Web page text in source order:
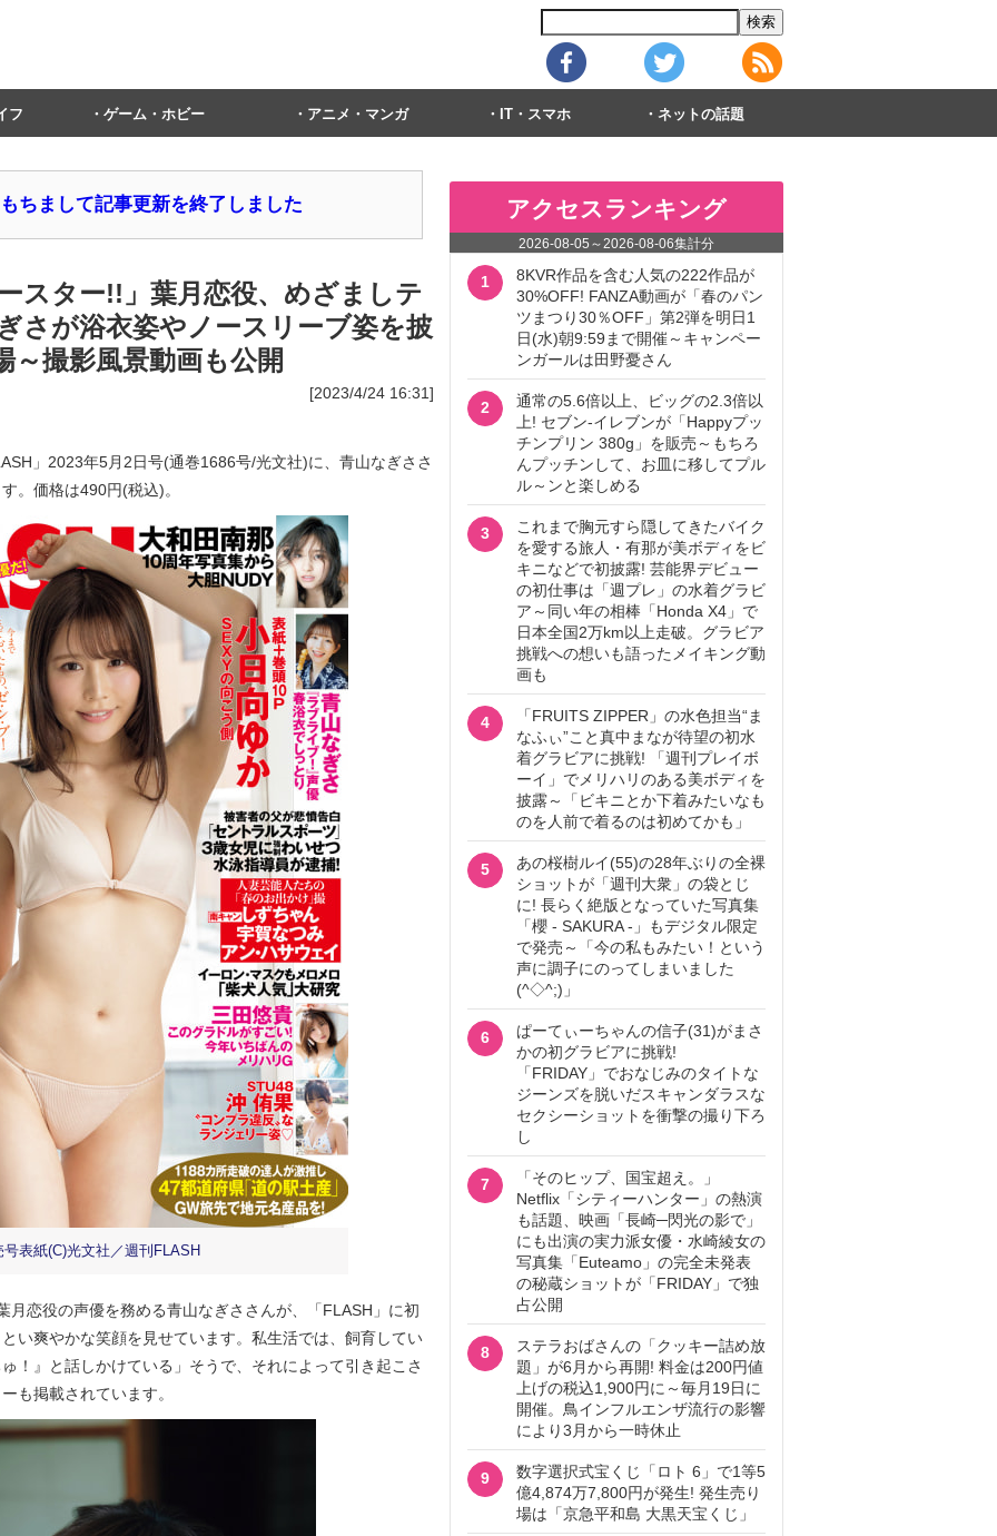
フ ゲーム・ホビー アニメ・マンガ IT・スマホ ネットの話題
ちまして記事更新を終了しました
スター!!」葉月恋役、めざましテ
さが浴衣姿やノースリーブ姿を披
撮影風景動画も公開
[2023/4/24 16:31]
」2023年5月2日号(通巻1686号/光文社)に、青山なぎささ
。価格は490円(税込)。
表紙(C)光文社／週刊FLASH
恋役の声優を務める青山なぎささんが、「FLASH」に初
い爽やかな笑顔を見せています。私生活では、飼育してい
！』と話しかけている」そうで、それによって引き起こさ
も掲載されています。
アクセスランキング
2026-08-05 ～2026-08-06集計分
1
8KVR作品を含む人気の222作品が
30%OFF! FANZA動画が「春のパン
ツまつり30％OFF」第2弾を明日1
日(水)朝9:59まで開催～キャンペー
ンガールは田野憂さん
2
通常の5.6倍以上、ビッグの2.3倍以
上! セブン‐イレブンが「Happyプッ
チンプリン 380g」を販売～もちろ
んプッチンして、お皿に移してプル
ル～ンと楽しめる
3
これまで胸元すら隠してきたバイク
を愛する旅人・有那が美ボディをビ
キニなどで初披露! 芸能界デビュー
の初仕事は「週プレ」の水着グラビ
ア～同い年の相棒「Honda X4」で
日本全国2万km以上走破。グラビア
挑戦への想いも語ったメイキング動
画も
4
「FRUITS ZIPPER」の水色担当“ま
なふぃ”こと真中まなが待望の初水
着グラビアに挑戦! 「週刊プレイボ
ーイ」でメリハリのある美ボディを
披露～「ビキニとか下着みたいなも
のを人前で着るのは初めてかも」
5
あの桜樹ルイ(55)の28年ぶりの全裸
ショットが「週刊大衆」の袋とじ
に! 長らく絶版となっていた写真集
「櫻 - SAKURA -」もデジタル限定
で発売～「今の私もみたい！という
声に調子にのってしまいました
(^◇^;)」
6
ぱーてぃーちゃんの信子(31)がまさ
かの初グラビアに挑戦!
「FRIDAY」でおなじみのタイトな
ジーンズを脱いだスキャンダラスな
セクシーショットを衝撃の撮り下ろ
し
7
「そのヒップ、国宝超え。」
Netflix「シティーハンター」の熱演
も話題、映画「長崎─閃光の影で」
にも出演の実力派女優・水崎綾女の
写真集「Euteamo」の完全未発表
の秘蔵ショットが「FRIDAY」で独
占公開
8
ステラおばさんの「クッキー詰め放
題」が6月から再開! 料金は200円値
上げの税込1,900円に～毎月19日に
開催。鳥インフルエンザ流行の影響
により3月から一時休止
9
数字選択式宝くじ「ロト 6」で1等5
億4,874万7,800円が発生! 発生売り
場は「京急平和島 大黒天宝くじ」